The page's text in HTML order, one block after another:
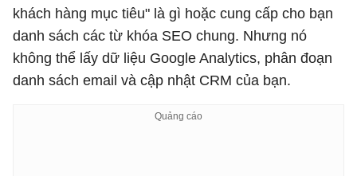
khách hàng mục tiêu" là gì hoặc cung cấp cho bạn
danh sách các từ khóa SEO chung. Nhưng nó
không thể lấy dữ liệu Google Analytics, phân đoạn
danh sách email và cập nhật CRM của bạn.